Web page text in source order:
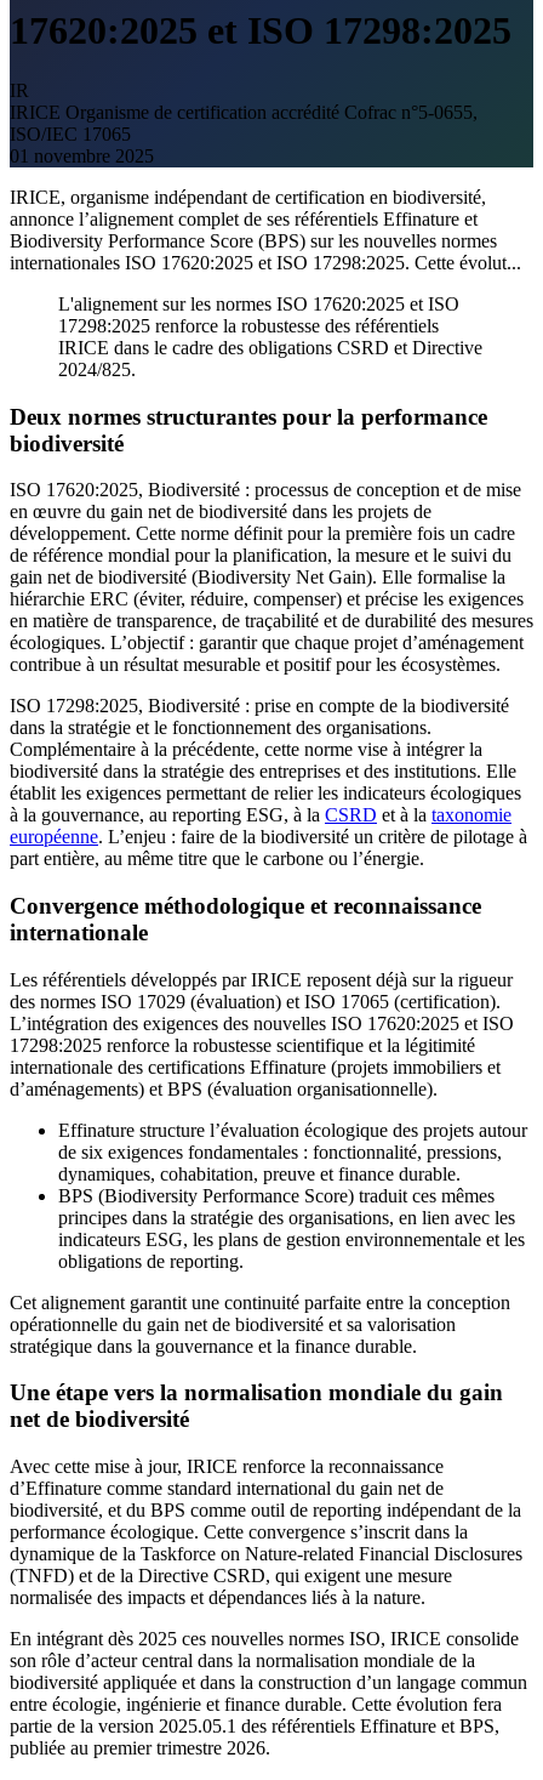
17620:2025 et ISO 17298:2025
IR
IRICE Organisme de certification accrédité Cofrac n°5-0655,
ISO/IEC 17065
01 novembre 2025
IRICE, organisme indépendant de certification en biodiversité,
annonce l’alignement complet de ses référentiels Effinature et
Biodiversity Performance Score (BPS) sur les nouvelles normes
internationales ISO 17620:2025 et ISO 17298:2025. Cette évolut...
L'alignement sur les normes ISO 17620:2025 et ISO
17298:2025 renforce la robustesse des référentiels
IRICE dans le cadre des obligations CSRD et Directive
2024/825.
Deux normes structurantes pour la performance
biodiversité
ISO 17620:2025, Biodiversité : processus de conception et de mise
en œuvre du gain net de biodiversité dans les projets de
développement. Cette norme définit pour la première fois un cadre
de référence mondial pour la planification, la mesure et le suivi du
gain net de biodiversité (Biodiversity Net Gain). Elle formalise la
hiérarchie ERC (éviter, réduire, compenser) et précise les exigences
en matière de transparence, de traçabilité et de durabilité des mesures
écologiques. L’objectif : garantir que chaque projet d’aménagement
contribue à un résultat mesurable et positif pour les écosystèmes.
ISO 17298:2025, Biodiversité : prise en compte de la biodiversité
dans la stratégie et le fonctionnement des organisations.
Complémentaire à la précédente, cette norme vise à intégrer la
biodiversité dans la stratégie des entreprises et des institutions. Elle
établit les exigences permettant de relier les indicateurs écologiques
à la gouvernance, au reporting ESG, à la CSRD et à la taxonomie
européenne. L’enjeu : faire de la biodiversité un critère de pilotage à
part entière, au même titre que le carbone ou l’énergie.
Convergence méthodologique et reconnaissance
internationale
Les référentiels développés par IRICE reposent déjà sur la rigueur
des normes ISO 17029 (évaluation) et ISO 17065 (certification).
L’intégration des exigences des nouvelles ISO 17620:2025 et ISO
17298:2025 renforce la robustesse scientifique et la légitimité
internationale des certifications Effinature (projets immobiliers et
d’aménagements) et BPS (évaluation organisationnelle).
Effinature structure l’évaluation écologique des projets autour
de six exigences fondamentales : fonctionnalité, pressions,
dynamiques, cohabitation, preuve et finance durable.
BPS (Biodiversity Performance Score) traduit ces mêmes
principes dans la stratégie des organisations, en lien avec les
indicateurs ESG, les plans de gestion environnementale et les
obligations de reporting.
Cet alignement garantit une continuité parfaite entre la conception
opérationnelle du gain net de biodiversité et sa valorisation
stratégique dans la gouvernance et la finance durable.
Une étape vers la normalisation mondiale du gain
net de biodiversité
Avec cette mise à jour, IRICE renforce la reconnaissance
d’Effinature comme standard international du gain net de
biodiversité, et du BPS comme outil de reporting indépendant de la
performance écologique. Cette convergence s’inscrit dans la
dynamique de la Taskforce on Nature-related Financial Disclosures
(TNFD) et de la Directive CSRD, qui exigent une mesure
normalisée des impacts et dépendances liés à la nature.
En intégrant dès 2025 ces nouvelles normes ISO, IRICE consolide
son rôle d’acteur central dans la normalisation mondiale de la
biodiversité appliquée et dans la construction d’un langage commun
entre écologie, ingénierie et finance durable. Cette évolution fera
partie de la version 2025.05.1 des référentiels Effinature et BPS,
publiée au premier trimestre 2026.